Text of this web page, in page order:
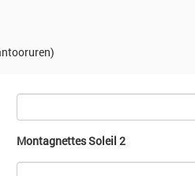
Montagnettes Soleil 2